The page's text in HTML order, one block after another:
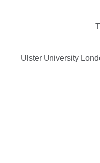
Ulster University